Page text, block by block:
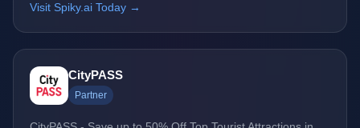
Visit Spiky.ai Today →
CityPASS
Partner